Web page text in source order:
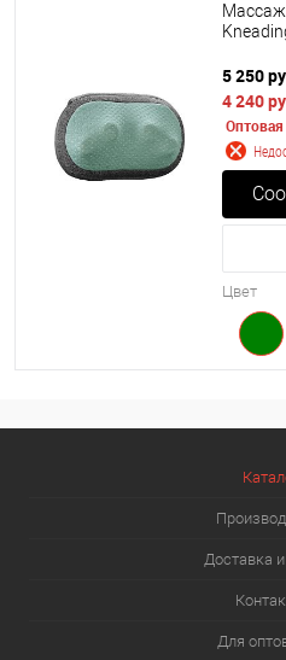
5 250
4 240
Оптовая
Цвет
Доставка
Для